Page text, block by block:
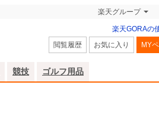
楽天グループ
楽天GORAの
閲覧履歴
お気に入り MY
競技 ゴルフ用品